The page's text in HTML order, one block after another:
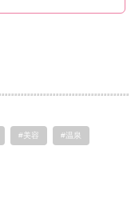
#美容 #温泉